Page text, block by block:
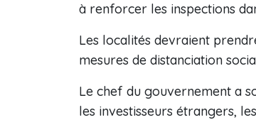
à renforcer les inspections
Les localités devraient
mesures de distanciation
Le chef du gouvernement a
les investisseurs étrangers,